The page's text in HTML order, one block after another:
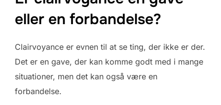
eller en forbandelse?
Clairvoyance er evnen til at se ting, der ikke er der.
Det er en gave, der kan komme godt med i mange
situationer, men det kan også være en
forbandelse.